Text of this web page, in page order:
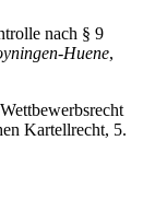
nach § 9
-Huene,
Wettbewerbsrecht
Kartellrecht, 5.